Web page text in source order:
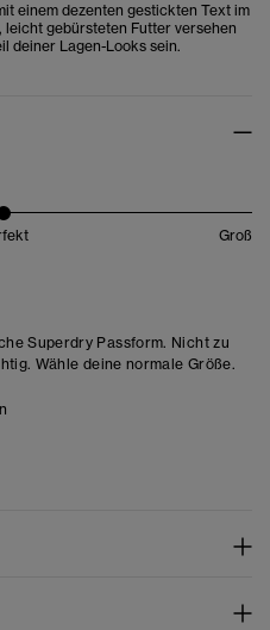
einem dezenten gestickten Text im
gebürsteten Futter versehen
deiner Lagen-Looks sein.
Groß
Superdry Passform. Nicht zu
Wähle deine normale Größe.